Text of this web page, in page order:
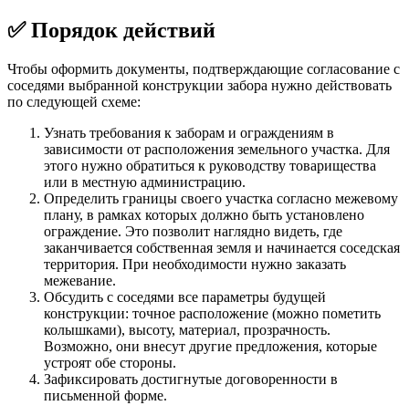
✅ Порядок действий
Чтобы оформить документы, подтверждающие согласование с
соседями выбранной конструкции забора нужно действовать
по следующей схеме:
Узнать требования к заборам и ограждениям в
зависимости от расположения земельного участка. Для
этого нужно обратиться к руководству товарищества
или в местную администрацию.
Определить границы своего участка согласно межевому
плану, в рамках которых должно быть установлено
ограждение. Это позволит наглядно видеть, где
заканчивается собственная земля и начинается соседская
территория. При необходимости нужно заказать
межевание.
Обсудить с соседями все параметры будущей
конструкции: точное расположение (можно пометить
колышками), высоту, материал, прозрачность.
Возможно, они внесут другие предложения, которые
устроят обе стороны.
Зафиксировать достигнутые договоренности в
письменной форме.